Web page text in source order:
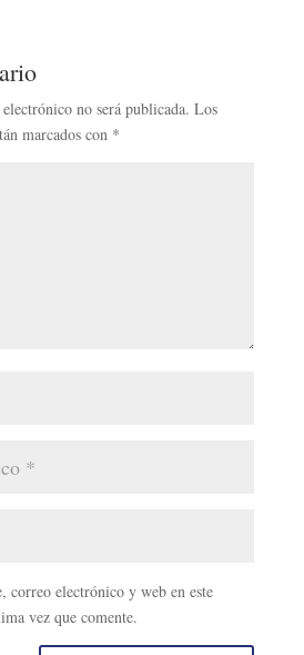
no será publicada. Los
marcados con *
correo electrónico y web en este
vez que comente.